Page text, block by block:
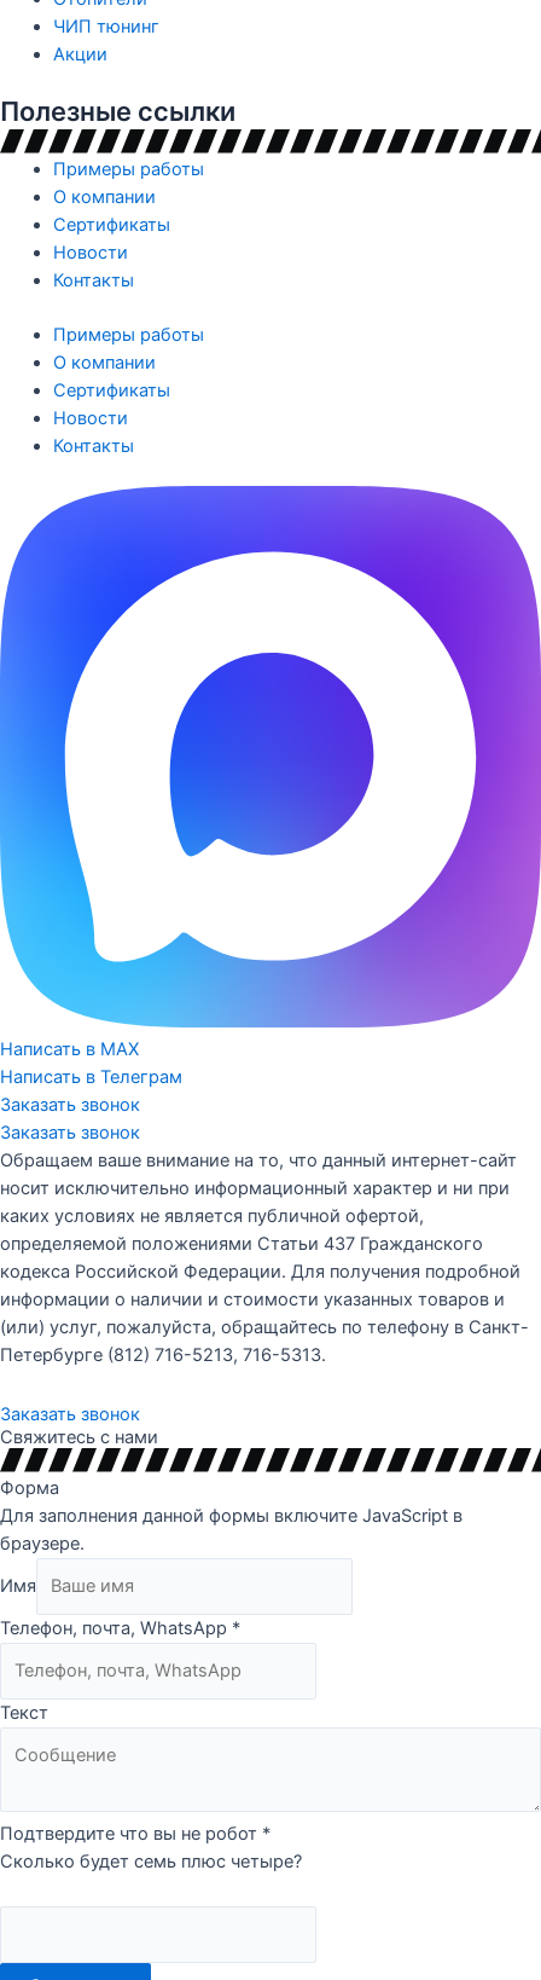
ЧИП тюнинг
Акции
Полезные ссылки
Примеры работы
О компании
Сертификаты
Новости
Контакты
Примеры работы
О компании
Сертификаты
Новости
Контакты
Написать в MAX
Написать в Телеграм
Заказать звонок
Заказать звонок
Обращаем ваше внимание на то, что данный интернет-сайт
носит исключительно информационный характер и ни при
каких условиях не является публичной офертой,
определяемой положениями Статьи 437 Гражданского
кодекса Российской Федерации. Для получения подробной
информации о наличии и стоимости указанных товаров и
(или) услуг, пожалуйста, обращайтесь по телефону в Санкт-
Петербурге (812) 716-5213, 716-5313.
Заказать звонок
Свяжитесь с нами
Форма
Для заполнения данной формы включите JavaScript в
браузере.
Имя
Телефон, почта, WhatsApp *
Текст
Подтвердите что вы не робот *
Сколько будет семь плюс четыре?